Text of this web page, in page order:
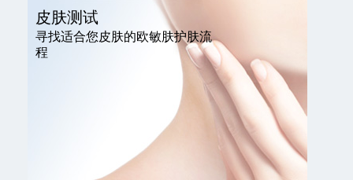
皮肤测试
寻找适合您皮肤的欧敏肤护肤流
程